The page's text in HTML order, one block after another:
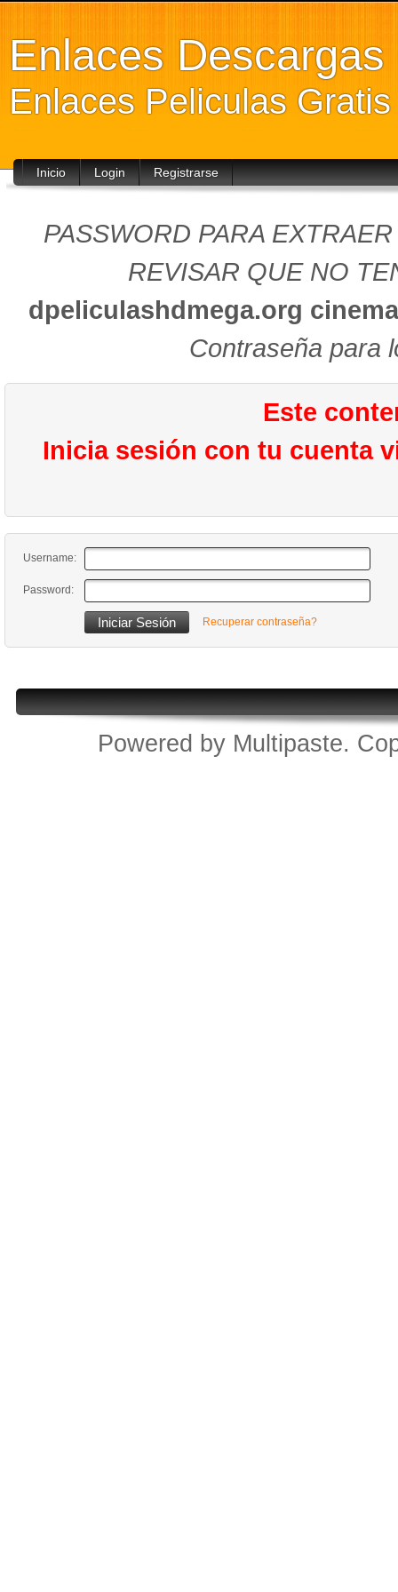
Enlaces
Enlaces Peliculas
Inicio Login Registrarse
PASSWORD PARA
REVISAR QUE NO
dpeliculashdmega.org
Contraseña para
Este
Inicia sesión con tu cuenta
Username:
Password:
Recuperar contraseña?
Powered by Multipaste.